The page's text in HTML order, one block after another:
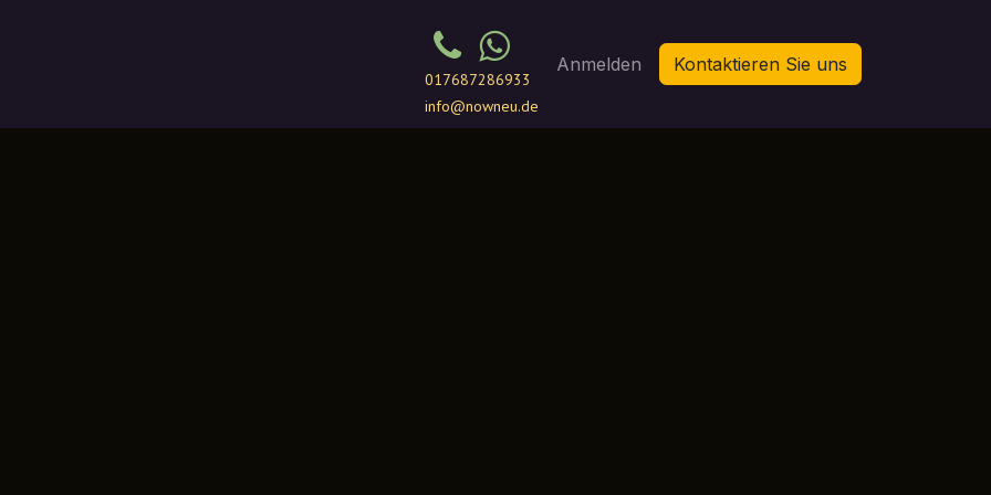
Individuelles Angebot?
017687286933
info@nowneu.de
Anmelden Kontaktieren Sie uns